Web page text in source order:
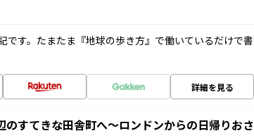
です。たまたま『地球の歩き方』で働いているだけで書
詳細を見る
すてきな田舎町へ～ロンドンからの日帰りおさ